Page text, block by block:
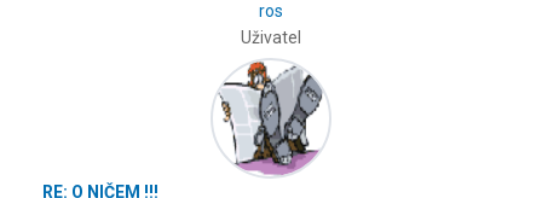
ros
Uživatel
RE: O NIČEM !!!